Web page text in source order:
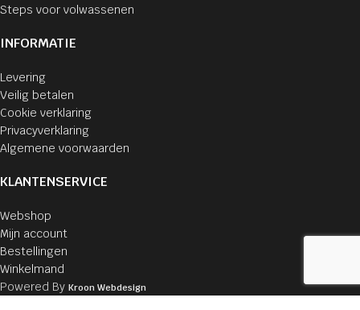
Steps voor volwassenen
INFORMATIE
Levering
Veilig betalen
Cookie verklaring
Privacyverklaring
Algemene voorwaarden
KLANTENSERVICE
Webshop
Mijn account
Bestellingen
Winkelmand
Powered By Kroon Webdesign